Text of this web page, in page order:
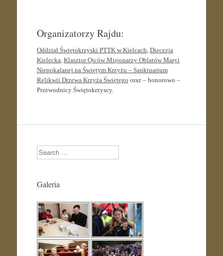
Organizatorzy Rajdu:
Oddział Świętokrzyski PTTK w Kielcach Diecezja
Kielecka Klasztor Ojców Misjonarzy Oblatów Maryi
Niepokalanej na Świętym Krzyżu – Sanktuarium
Relikwii Drzewa Krzyża Świętego oraz – honorowo –
Przewodnicy Świętokrzyscy.
Search
Galeria